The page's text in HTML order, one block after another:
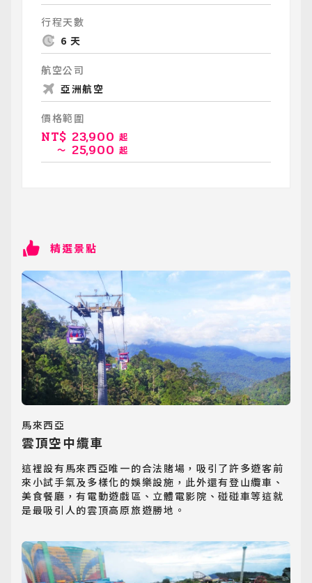
行程天數
6 天
航空公司
亞洲航空
價格範圍
NT$ 23,900 起
～ 25,900 起
精選景點
馬來西亞
雲頂空中纜車
這裡設有馬來西亞唯一的合法賭場，吸引了許多遊客前
來小試手氣及多樣化的娛樂設施，此外還有登山纜車、
美食餐廳，有電動遊戲區、立體電影院、碰碰車等這就
是最吸引人的雲頂高原旅遊勝地。